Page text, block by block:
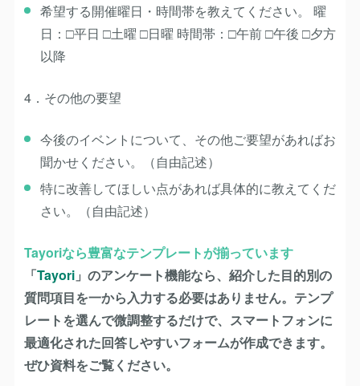
希望する開催曜日・時間帯を教えてください。 曜
日：□平日 □土曜 □日曜 時間帯：□午前 □午後 □夕方
以降
4．その他の要望
今後のイベントについて、その他ご要望があればお
聞かせください。（自由記述）
特に改善してほしい点があれば具体的に教えてくだ
さい。（自由記述）
Tayoriなら豊富なテンプレートが揃っています
「Tayori」のアンケート機能なら、紹介した目的別の
質問項目を一から入力する必要はありません。テンプ
レートを選んで微調整するだけで、スマートフォンに
最適化された回答しやすいフォームが作成できます。
ぜひ資料をご覧ください。